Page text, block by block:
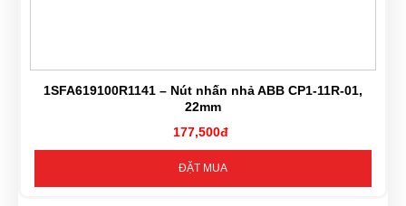
1SFA619100R1141 – Nút nhấn nhả ABB CP1-11R-01,
22mm
177,500đ
ĐẶT MUA